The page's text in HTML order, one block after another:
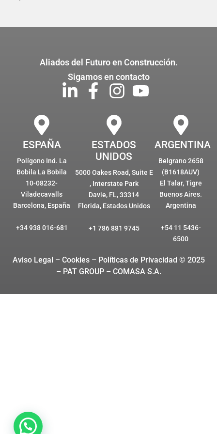
Aliados del Futuro en Construcción.
Sigamos en contacto
ESPAÑA
Polígono Ind. La
Bobila La Bobila
10-08232-
Viladecavalls
Barcelona, España
+34 938 016-681
ESTADOS
UNIDOS
5000 Oakes Road, Suite E
, Interstate Park
Davie, FL, 33314
Florida, Estados Unidos
+1 786 881 9745
ARGENTINA
Belgrano 2658
(B1618AUV)
El Talar, Tigre
Buenos Aires.
Argentina
+54 11 5436-
6500
Aviso Legal – Cookies– Políticas de Privacidad © 2025
– PAT GROUP – COMASA S.A.